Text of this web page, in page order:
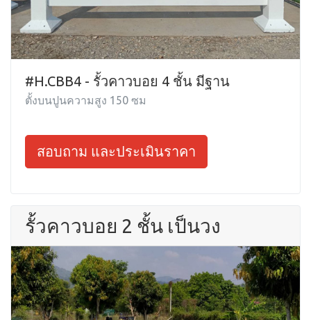
#H.CBB4 - รั้วคาวบอย 4 ชั้น มีฐาน
ตั้งบนปูนความสูง 150 ซม
สอบถาม และประเมินราคา
รั้วคาวบอย 2 ชั้น เป็นวง